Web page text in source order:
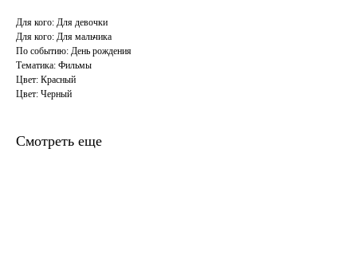
Для кого: Для девочки
Для кого: Для мальчика
По событию: День рождения
Тематика: Фильмы
Цвет: Красный
Цвет: Черный
Смотреть еще